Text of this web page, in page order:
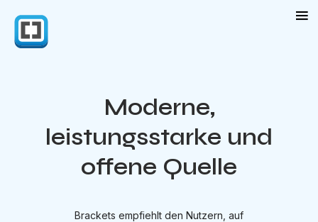
Moderne,
leistungsstarke und
offene Quelle
Brackets empfiehlt den Nutzern, auf